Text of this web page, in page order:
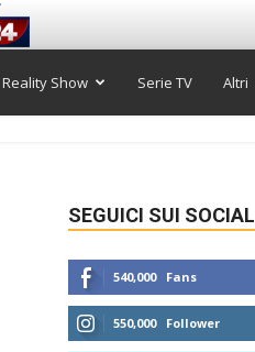
Reality Show Serie TV Altri
SEGUICI SUI SOCIAL
540,000 Fans
550,000 Follower